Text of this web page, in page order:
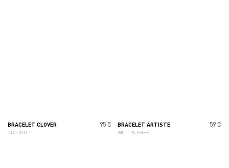
BRACELET CLOVER
ACAJOU
95 € BRACELET ARTISTE
WILD & FREE
59 €